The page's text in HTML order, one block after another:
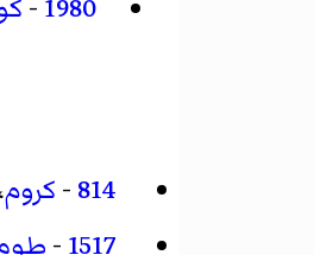
1980
-
814
- كروم
1517
-